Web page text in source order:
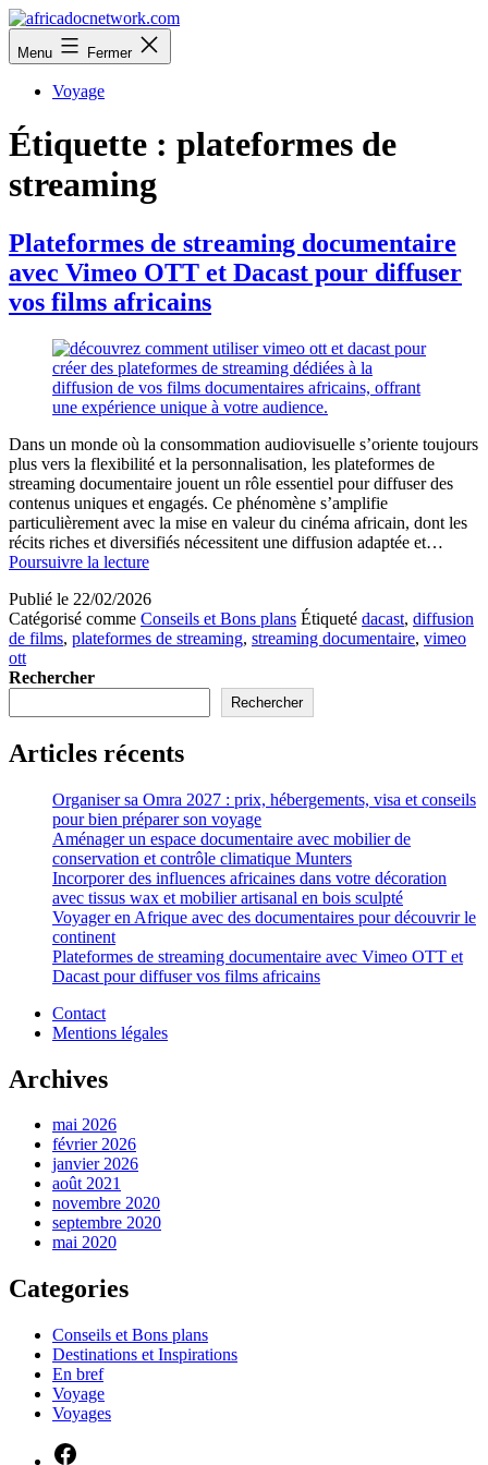
Aller
au
contenu
africadocnetwork.com
Menu Fermer
Voyage
Étiquette : plateformes de
streaming
Plateformes de streaming documentaire
avec Vimeo OTT et Dacast pour diffuser
vos films africains
Dans un monde où la consommation audiovisuelle s’oriente toujours
plus vers la flexibilité et la personnalisation, les plateformes de
streaming documentaire jouent un rôle essentiel pour diffuser des
contenus uniques et engagés. Ce phénomène s’amplifie
particulièrement avec la mise en valeur du cinéma africain, dont les
récits riches et diversifiés nécessitent une diffusion adaptée et…
Poursuivre la lecturePlateformes
streaming
documentaire
avec
Dacast
diffuser
films
africains
Publié le 22/02/2026
Catégorisé comme Conseils et Bons plans Étiqueté dacast, diffusion
de films, plateformes de streaming, streaming documentaire, vimeo
ott
Rechercher
Rechercher
Articles récents
Organiser sa Omra 2027 : prix, hébergements, visa et conseils
pour bien préparer son voyage
Aménager un espace documentaire avec mobilier de
conservation et contrôle climatique Munters
Incorporer des influences africaines dans votre décoration
avec tissus wax et mobilier artisanal en bois sculpté
Voyager en Afrique avec des documentaires pour découvrir le
continent
Plateformes de streaming documentaire avec Vimeo OTT et
Dacast pour diffuser vos films africains
Contact
Mentions légales
Archives
mai 2026
février 2026
janvier 2026
août 2021
novembre 2020
septembre 2020
mai 2020
Categories
Conseils et Bons plans
Destinations et Inspirations
En bref
Voyage
Voyages